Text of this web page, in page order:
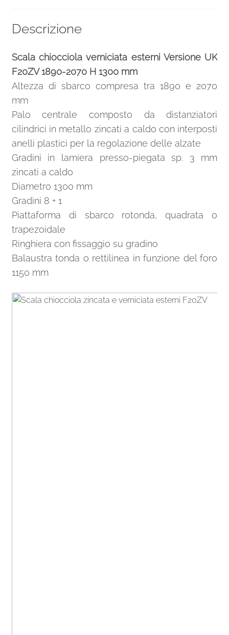
Descrizione
Scala chiocciola verniciata esterni Versione UK
F20ZV 1890-2070 H 1300 mm
Altezza di sbarco compresa tra 1890 e 2070
mm
Palo centrale composto da distanziatori
cilindrici in metallo zincati a caldo con interposti
anelli plastici per la regolazione delle alzate
Gradini in lamiera presso-piegata sp. 3 mm
zincati a caldo
Diametro 1300 mm
Gradini 8 + 1
Piattaforma di sbarco rotonda, quadrata o
trapezoidale
Ringhiera con fissaggio su gradino
Balaustra tonda o rettilinea in funzione del foro
1150 mm